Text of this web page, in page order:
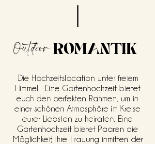
Outdoor ROMANTIK
Die Hochzeitslocation unter freiem
Himmel. Eine Gartenhochzeit bietet
euch den perfekten Rahmen, um in
einer schönen Atmosphäre im Kreise
eurer Liebsten zu heiraten. Eine
Gartenhochzeit bietet Paaren die
Möglichkeit, ihre Trauung inmitten der